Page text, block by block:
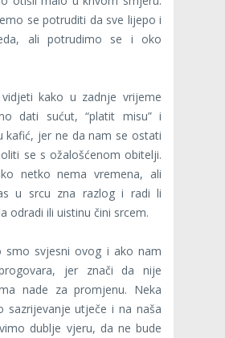
se potruditi da sve lijepo i
ali potrudimo se i oko
kako u zadnje vrijeme
dati sućut, “platit misu” i
kafić, jer ne da nam se ostati
se s ožalošćenom obitelji.
netko nema vremena, ali
u srcu zna razlog i radi li
odradi ili uistinu čini srcem.
smo svjesni ovog i ako nam
jer znači da nije
nade za promjenu. Neka
sazrijevanje utječe i na naša
dublje vjeru, da ne bude